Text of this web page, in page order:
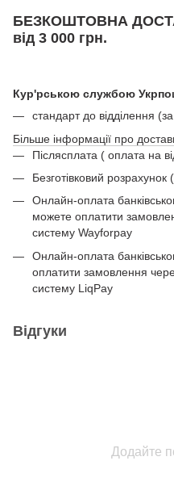
БЕЗКОШТОВНА
від 3 000 грн.
Кур'рською службою
стандарт до відділення
Більше інформації про
Післясплата ( оплата на
Безготівковий
Онлайн-оплата
можете оплатити
систему Wayforpay
Онлайн-оплата
оплатити замовлення
систему LiqPay
Відгуки
Додайте